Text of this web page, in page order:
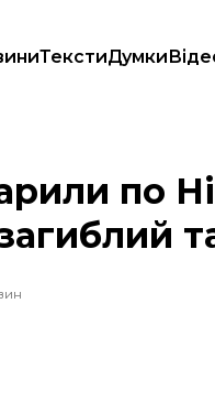
ТекстиДумки
камікадзе: є загиблий та
по